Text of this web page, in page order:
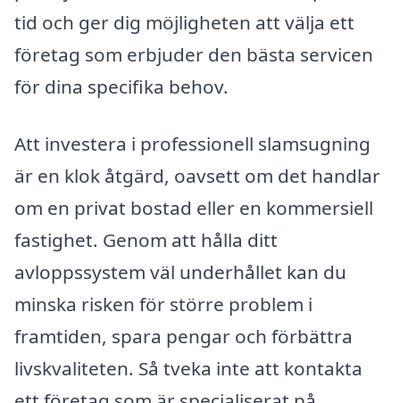
tid och ger dig möjligheten att välja ett
företag som erbjuder den bästa servicen
för dina specifika behov.
Att investera i professionell slamsugning
är en klok åtgärd, oavsett om det handlar
om en privat bostad eller en kommersiell
fastighet. Genom att hålla ditt
avloppssystem väl underhållet kan du
minska risken för större problem i
framtiden, spara pengar och förbättra
livskvaliteten. Så tveka inte att kontakta